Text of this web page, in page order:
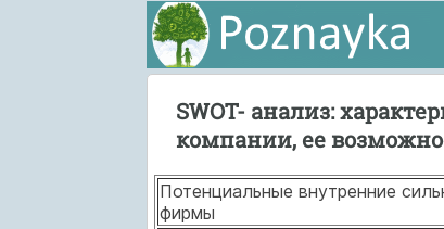
SWOT- анализ:
компании, ее
Потенциальные внутренние
фирмы